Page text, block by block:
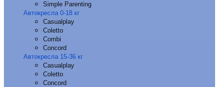
Simple Parenting
Автокресла 0-18 кг
Casualplay
Coletto
Combi
Concord
Автокресла 15-36 кг
Casualplay
Coletto
Concord